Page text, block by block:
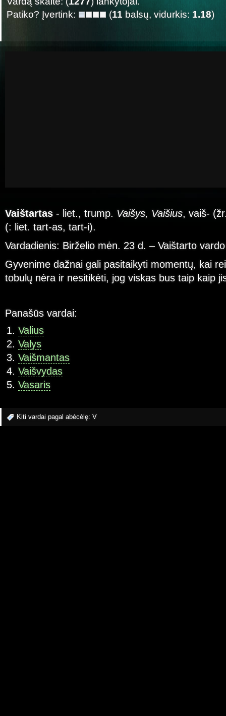
Patiko? Įvertink:
(11 balsų, vidurkis: 1.18)
Vaištartas - liet., trump. Vaišys, Vaišius, vaiš-
(: liet. tart-as, tart-i).
Vardadienis: Birželio mėn. 23 d. – Vaištarto
Gyvenime dažnai gali pasitaikyti momentų, kai
tobulų nėra ir nesitikėti, jog viskas bus taip kaip
Panašūs vardai:
Valius
Valys
Vaišmantas
Vaišvydas
Vasaris
Kiti vardai pagal abėcėlę: V